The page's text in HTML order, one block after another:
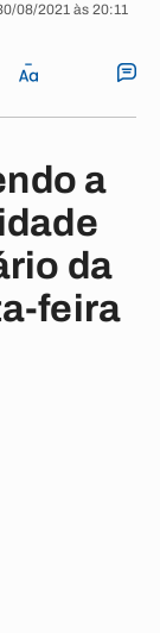
08/2021 às 20:11
a
da
feira